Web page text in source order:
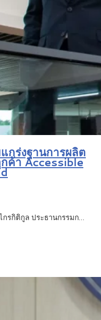
กร่งฐานการผลิต
กค้า Accessible
กรกิติกูล ประธานกรรมก…